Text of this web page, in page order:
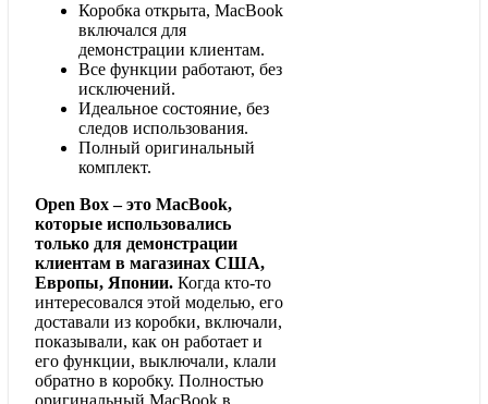
Коробка открыта, MacBook
включался для
демонстрации клиентам.
Все функции работают, без
исключений.
Идеальное состояние, без
следов использования.
Полный оригинальный
комплект.
Open Box – это MacBook,
которые использовались
только для демонстрации
клиентам в магазинах США,
Европы, Японии. Когда кто-то
интересовался этой моделью, его
доставали из коробки, включали,
показывали, как он работает и
его функции, выключали, клали
обратно в коробку. Полностью